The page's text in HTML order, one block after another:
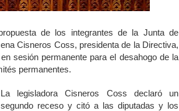
de los integrantes de la Junta de
Cisneros Coss, presidenta de la Directiva,
sesión permanente para el desahogo de la
permanentes.
La legisladora Cisneros Coss declaró un
segundo receso y citó a las diputadas y los